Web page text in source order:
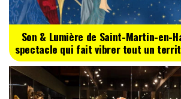
Son & Lumière de Saint-Martin-en-
spectacle qui fait vibrer tout un